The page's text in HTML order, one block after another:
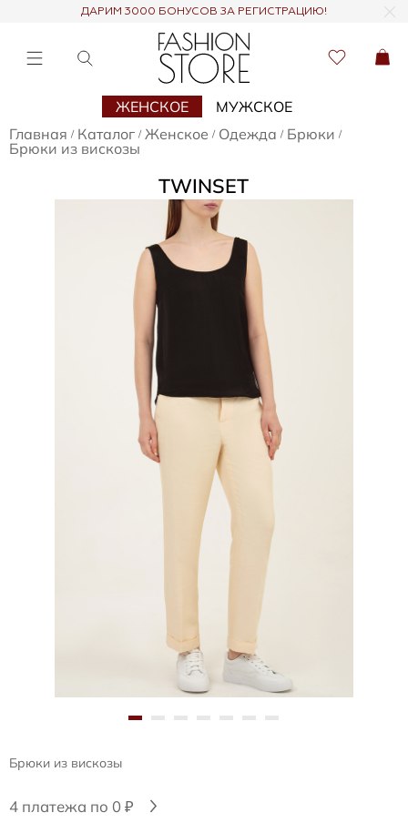
ДАРИМ 3000 БОНУСОВ ЗА РЕГИСТРАЦИЮ!
ЖЕНСКОЕ
МУЖСКОЕ
Главная / Каталог / Женское / Одежда / Брюки /
Брюки из вискозы
TWINSET
Брюки из вискозы
4 платежа по 0 ₽